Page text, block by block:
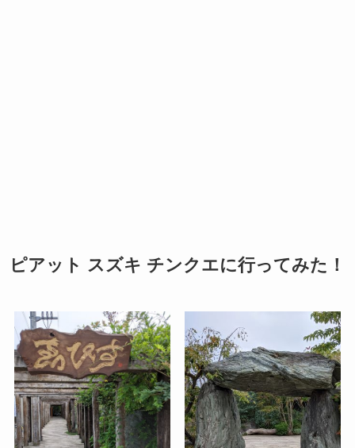
ピアット スズキ チンクエに行ってみた！